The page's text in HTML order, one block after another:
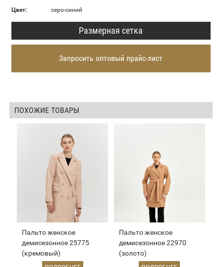
Цвет:
серо-синий
Размерная сетка
Запросить оптовый прайс-лист
ПОХОЖИЕ ТОВАРЫ
Пальто женское
демисезонное 25775
(кремовый)
Пальто женское
демисезонное 22970
(золото)